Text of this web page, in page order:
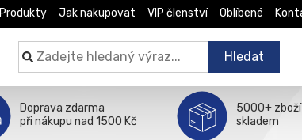
Produkty Jak nakupovat VIP členství Oblíbené
Hledat
Doprava zdarma
při nákupu nad 1500 Kč
5000+ zboží
skladem